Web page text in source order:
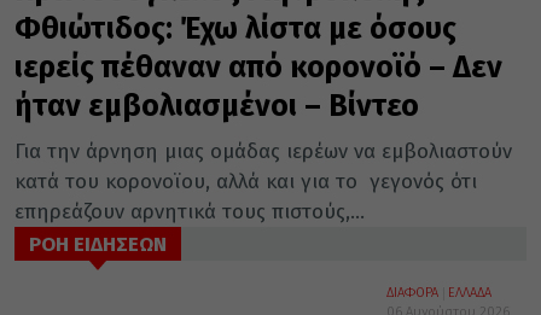
Φθιώτιδος: Έχω λίστα με όσους
ιερείς πέθαναν από κορονοϊό – Δεν
ήταν εμβολιασμένοι – Βίντεο
Για την άρνηση μιας ομάδας ιερέων να εμβολιαστούν
κατά του κορονοϊου, αλλά και για το γεγονός ότι
επηρεάζουν αρνητικά τους πιστούς,...
ΡΟΗ ΕΙΔΗΣΕΩΝ
ΔΙΑΦΟΡΑ
ΕΛΛΑΔΑ